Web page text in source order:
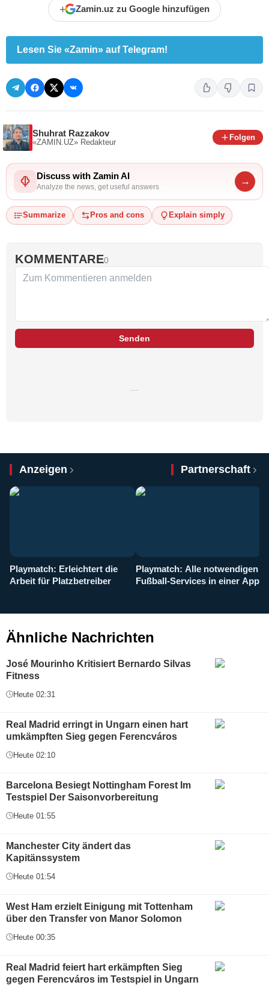
+ Zamin.uz zu Google hinzufügen
Lesen Sie «Zamin» auf Telegram!
Shuhrat Razzakov
«ZAMIN.UZ» Redakteur
Folgen
Discuss with Zamin AI
Analyze the news, get useful answers
→
Summarize Pros and cons Explain simply
KOMMENTARE0
Senden
Anzeigen Partnerschaft
Playmatch: Erleichtert die
Arbeit für Platzbetreiber
Playmatch: Alle notwendigen
Fußball-Services in einer App
Ähnliche Nachrichten
José Mourinho Kritisiert Bernardo Silvas
Fitness
Heute 02:31
Real Madrid erringt in Ungarn einen hart
umkämpften Sieg gegen Ferencváros
Heute 02:10
Barcelona Besiegt Nottingham Forest Im
Testspiel Der Saisonvorbereitung
Heute 01:55
Manchester City ändert das
Kapitänssystem
Heute 01:54
West Ham erzielt Einigung mit Tottenham
über den Transfer von Manor Solomon
Heute 00:35
Real Madrid feiert hart erkämpften Sieg
gegen Ferencváros im Testspiel in Ungarn